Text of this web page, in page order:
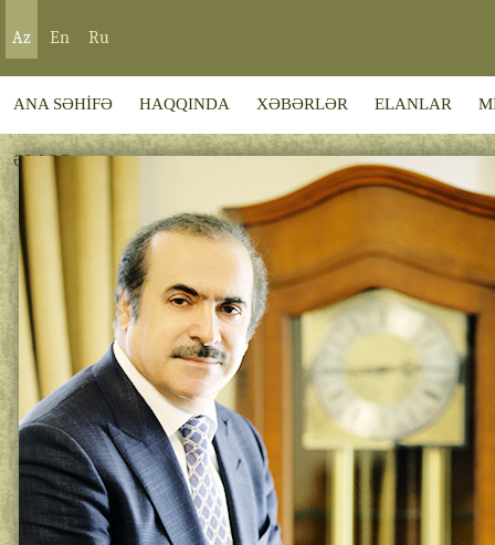
Az En Ru
ANA SƏHİFƏ HAQQINDA XƏBƏRLƏR ELANLAR
ƏLAQƏ